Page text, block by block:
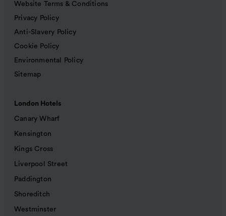
Website Terms & Conditions
Privacy Policy
Anti-Slavery Policy
Cookie Policy
Environmental Policy
Sitemap
London Hotels
Canary Wharf
Kensington
Kings Cross
Liverpool Street
Paddington
Shoreditch
Westminster